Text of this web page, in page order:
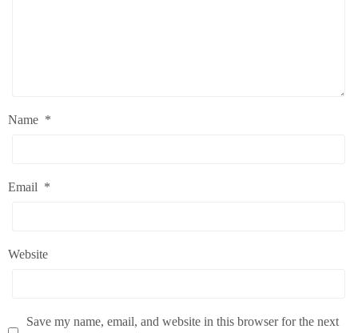
Name *
Email *
Website
Save my name, email, and website in this browser for the next